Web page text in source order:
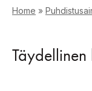
Home »